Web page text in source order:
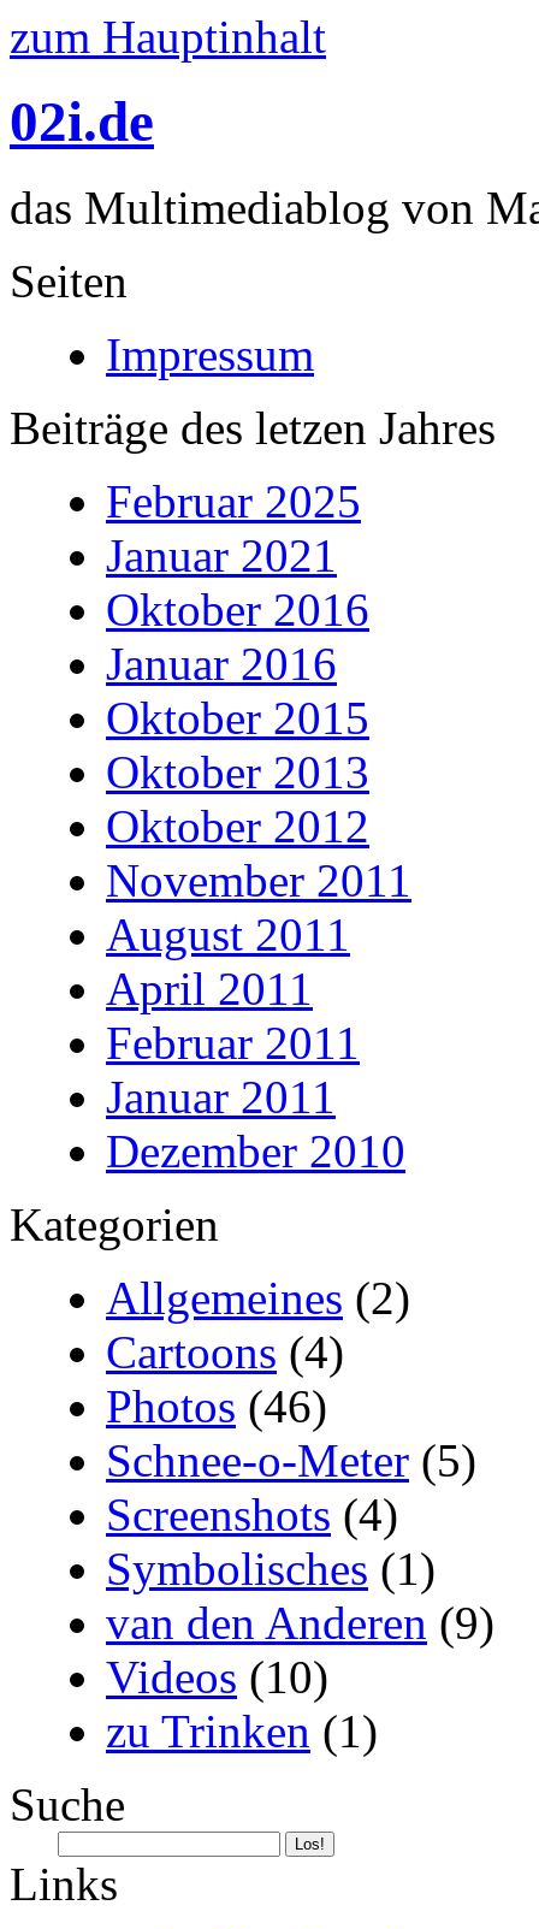
zum Hauptinhalt
02i.de
das Multimediablog von
Seiten
Impressum
Beiträge des letzen Jahres
Februar 2025
Januar 2021
Oktober 2016
Januar 2016
Oktober 2015
Oktober 2013
Oktober 2012
November 2011
August 2011
April 2011
Februar 2011
Januar 2011
Dezember 2010
Kategorien
Allgemeines (2)
Cartoons (4)
Photos (46)
Schnee-o-Meter (5)
Screenshots (4)
Symbolisches (1)
van den Anderen (9)
Videos (10)
zu Trinken (1)
Suche
Links